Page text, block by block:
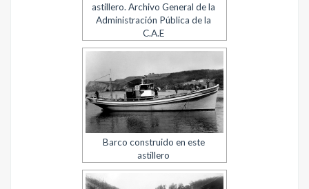
astillero. Archivo General de la
Administración Pública de la
C.A.E
Barco construido en este
astillero